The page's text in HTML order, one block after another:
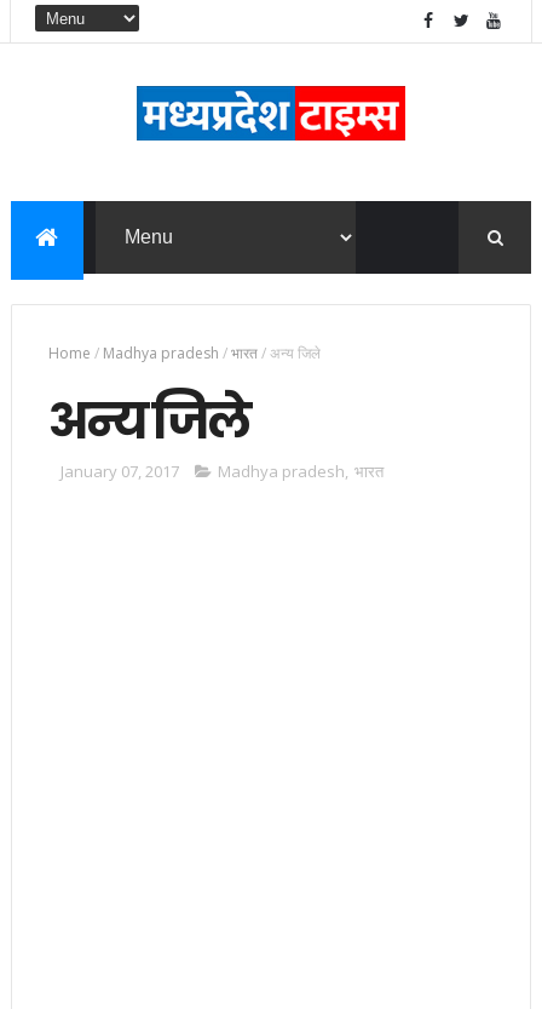
Home / Madhya pradesh /भारत/अन्य जिले
अन्य जिले
January 07, 2017 Madhya pradesh, भारत